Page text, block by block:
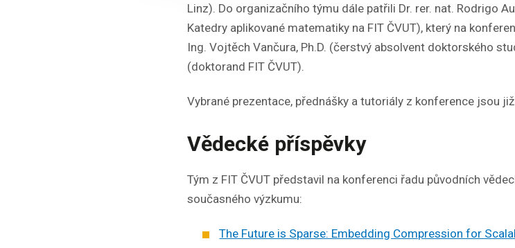
Linz). Do organizačního týmu dále patřili Dr. rer. nat. Rodrigo
Katedry aplikované matematiky na FIT ČVUT), který na
Ing. Vojtěch Vančura, Ph.D. (čerstvý absolvent doktorského
(doktorand FIT ČVUT).
Vybrané prezentace, přednášky a tutoriály z konference jsou
Vědecké příspěvky
Tým z FIT ČVUT představil na konferenci řadu původních
současného výzkumu:
The Future is Sparse: Embedding Compression for